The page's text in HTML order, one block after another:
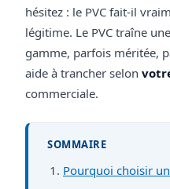
hésitez : le PVC fait-il
légitime. Le PVC traîne
gamme, parfois méritée,
aide à trancher selon
commerciale.
SOMMAIRE
Pourquoi choisir